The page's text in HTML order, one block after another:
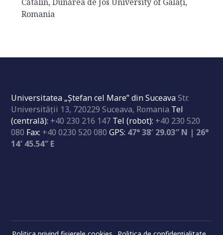
Romania
Universitatea „Ştefan cel Mare” din SuceavaStr.
Universităţii 13, 720229 Suceava, Romania Tel
(centrală): +40 230 216 147 Tel (robot): +40 230 520
080 Fax: +40 0230 520 080GPS: 47° 38′ 29.03″ N | 26°
14′ 45.54″ E